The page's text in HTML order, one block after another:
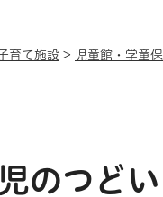
育て施設 > 児童館・学童
のつどい